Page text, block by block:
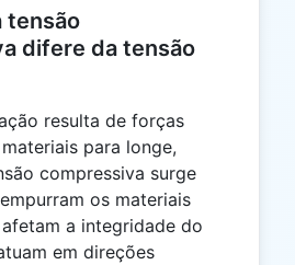
tensão
difere da tensão
resulta de forças
para longe,
compressiva surge
os materiais
a integridade do
em direções